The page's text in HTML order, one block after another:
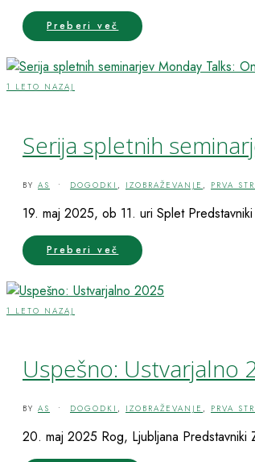
Preberi več
1 LETO NAZAJ
Serija spletnih
BY AS • DOGODKI , IZOBRAŽEVANJE , PRVA
19. maj 2025, ob 11. uri Splet
Preberi več
1 LETO NAZAJ
Uspešno: Ustvarjalno
BY AS • DOGODKI , IZOBRAŽEVANJE , PRVA
20. maj 2025 Rog, Ljubljana Predstavniki